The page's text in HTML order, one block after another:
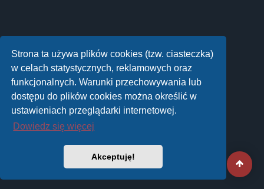
Strona ta używa plików cookies (tzw. ciasteczka)
w celach statystycznych, reklamowych oraz
funkcjonalnych. Warunki przechowywania lub
dostępu do plików cookies można określić w
ustawieniach przeglądarki internetowej.
Dowiedz się więcej
Akceptuję!